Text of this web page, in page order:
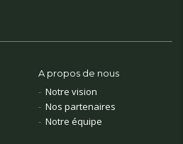
A propos de nous
Notre vision
Nos partenaires
Notre équipe